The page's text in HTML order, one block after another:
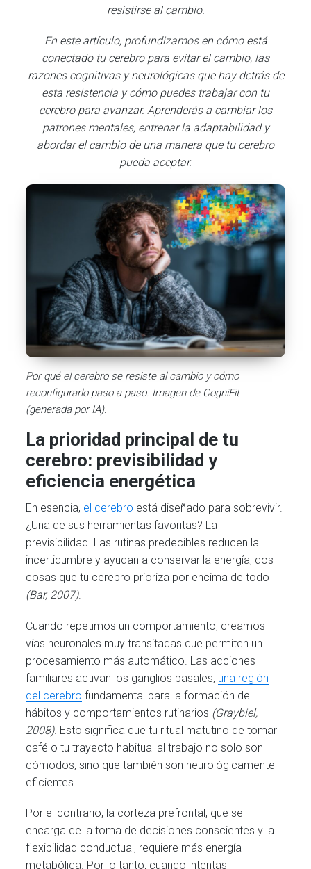
resistirse al cambio.
En este artículo, profundizamos en cómo está
conectado tu cerebro para evitar el cambio, las
razones cognitivas y neurológicas que hay detrás de
esta resistencia y cómo puedes trabajar con tu
cerebro para avanzar. Aprenderás a cambiar los
patrones mentales, entrenar la adaptabilidad y
abordar el cambio de una manera que tu cerebro
pueda aceptar.
Por qué el cerebro se resiste al cambio y cómo
reconfigurarlo paso a paso. Imagen de CogniFit
(generada por IA).
La prioridad principal de tu
cerebro: previsibilidad y
eficiencia energética
En esencia, el cerebro está diseñado para sobrevivir.
¿Una de sus herramientas favoritas? La
previsibilidad. Las rutinas predecibles reducen la
incertidumbre y ayudan a conservar la energía, dos
cosas que tu cerebro prioriza por encima de todo
(Bar, 2007).
Cuando repetimos un comportamiento, creamos
vías neuronales muy transitadas que permiten un
procesamiento más automático. Las acciones
familiares activan los ganglios basales, una región
del cerebro fundamental para la formación de
hábitos y comportamientos rutinarios (Graybiel,
2008). Esto significa que tu ritual matutino de tomar
café o tu trayecto habitual al trabajo no solo son
cómodos, sino que también son neurológicamente
eficientes.
Por el contrario, la corteza prefrontal, que se
encarga de la toma de decisiones conscientes y la
flexibilidad conductual, requiere más energía
metabólica. Por lo tanto, cuando intentas